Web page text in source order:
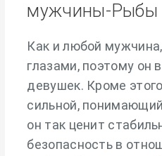
мужчины-Рыбы
Как и любой
глазами, поэтому он
девушек. Кроме
сильной,
он так ценит
безопасность в